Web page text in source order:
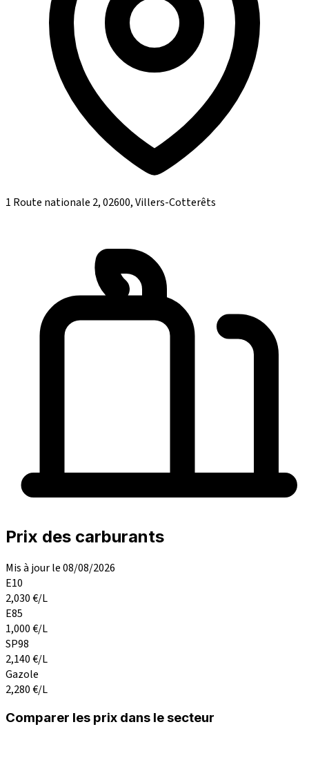
1 Route nationale 2, 02600, Villers-Cotterêts
Prix des carburants
Mis à jour le 08/08/2026
E10
2,030€/L
E85
1,000€/L
SP98
2,140€/L
Gazole
2,280€/L
Comparer les prix dans le secteur